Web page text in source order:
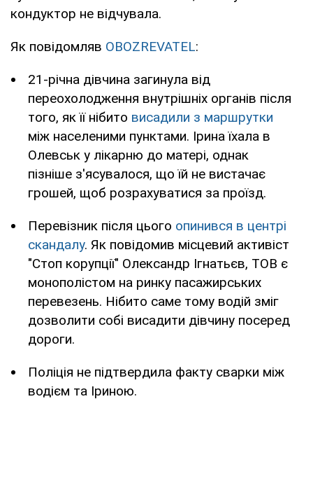
кондуктор не відчувала.
Як повідомляв OBOZREVATEL:
21-річна дівчина загинула від
переохолодження внутрішніх органів після
того, як її нібито висадили з маршрутки
між населеними пунктами. Ірина їхала в
Олевськ у лікарню до матері, однак
пізніше з'ясувалося, що їй не вистачає
грошей, щоб розрахуватися за проїзд.
Перевізник після цього опинився в центрі
скандалу. Як повідомив місцевий активіст
"Стоп корупції" Олександр Ігнатьєв, ТОВ є
монополістом на ринку пасажирських
перевезень. Нібито саме тому водій зміг
дозволити собі висадити дівчину посеред
дороги.
Поліція не підтвердила факту сварки між
водієм та Іриною.